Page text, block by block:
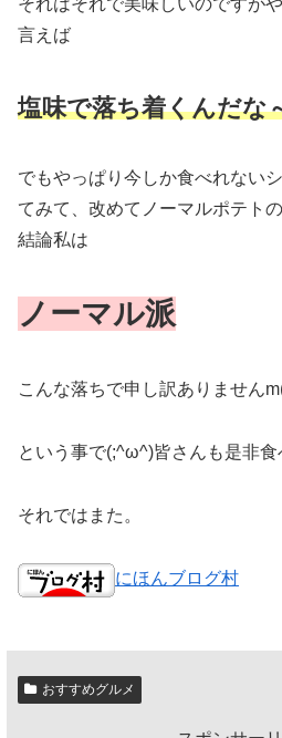
それはそれで美味しいのですが
言えば
塩味で落ち着くんだな
でもやっぱり今しか食べれない
てみて、改めてノーマルポテト
結論私は
ノーマル派
こんな落ちで申し訳ありません
という事で(;^ω^)皆さんも是非食
それではまた。
にほんブログ村
おすすめグルメ